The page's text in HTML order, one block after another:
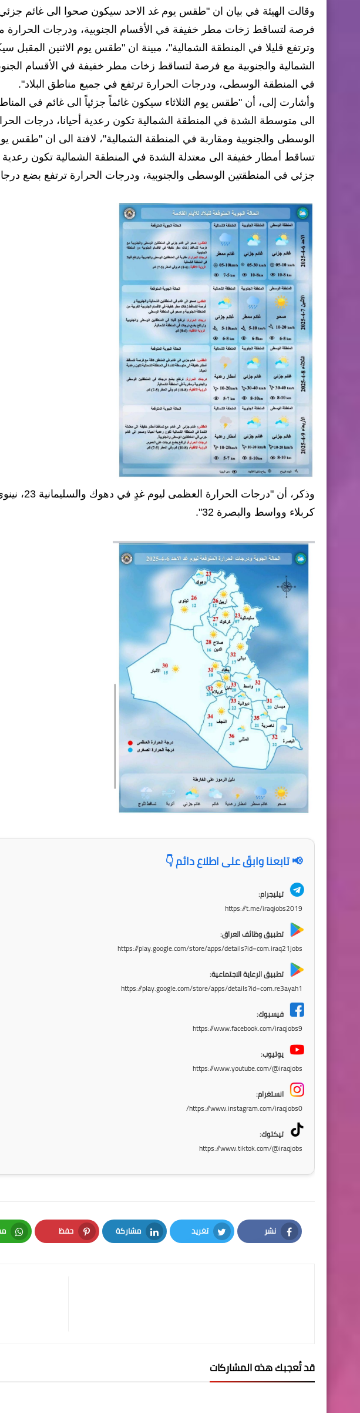
وقالت الهيئة في بيان ان "طقس يوم غد الاحد سيكون صحوا الى غائم
فرصة لتساقط زخات مطر خفيفة في الأقسام الجنوبية، ودرجات الحرارة
وترتفع قليلا في المنطقة الشمالية"، مبينة ان "طقس يوم الاثنين المقبل
الشمالية والجنوبية مع فرصة لتساقط زخات مطر خفيفة في الأقسام
في المنطقة الوسطى، ودرجات الحرارة ترتفع في جميع مناطق البلاد".
وأشارت إلى، أن "طقس يوم الثلاثاء سيكون غائماً جزئياً الى غائم في
الى متوسطة الشدة في المنطقة الشمالية تكون رعدية أحيانا، درجات
الوسطى والجنوبية ومقاربة في المنطقة الشمالية"، لافتة الى ان "طقس
تساقط أمطار خفيفة الى معتدلة الشدة في المنطقة الشمالية تكون
جزئي في المنطقتين الوسطى والجنوبية، ودرجات الحرارة ترتفع بضع
كربلاء وواسط والبصرة 32".
📢 تابعنا وابقَ على اطلاع دائم 👇
تيليجرام:
https://t.me/iraqjobs2019
تطبيق وظائف العراق:
https://play.google.com/store/apps/details?id=com.iraq21jobs
تطبيق الرعاية الاجتماعية:
https://play.google.com/store/apps/details?id=com.re3ayah1
فيسبوك:
https://www.facebook.com/iraqjobs9
يوتيوب:
https://www.youtube.com/@iraqjobs
انستغرام:
https://www.instagram.com/iraqjobs0/
تيكتوك:
https://www.tiktok.com/@iraqjobs
نشر
Facebook
تغريد
Twitter
مشاركة
LinkedIn
حفظ
Pinterest
قد تُعجبك هذه المشاركات